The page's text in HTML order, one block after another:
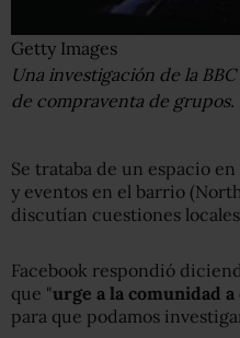
Getty Images
Una investigación de la
de compraventa de grupos.
Se trataba de un espacio
y eventos en el barrio
discutían cuestiones
Facebook respondió
que "urge a la comunidad
para que podamos